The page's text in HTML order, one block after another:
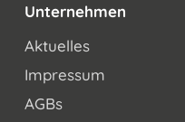
Unternehmen
Aktuelles
Impressum
AGBs